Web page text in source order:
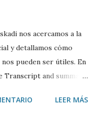
nos acercamos a la
y detallamos cómo
pueden ser útiles. En
Transcript and summary
Youtube, así comoLEER MÁS